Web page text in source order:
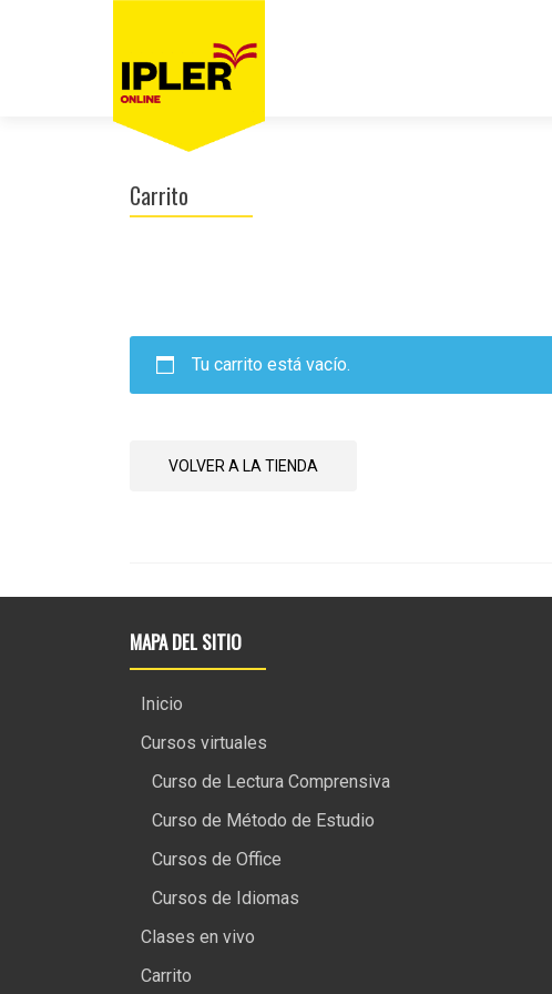
Carrito
Tu carrito está vacío.
VOLVER A LA TIENDA
MAPA DEL SITIO
Inicio
Cursos virtuales
Curso de Lectura Comprensiva
Curso de Método de Estudio
Cursos de Office
Cursos de Idiomas
Clases en vivo
Carrito